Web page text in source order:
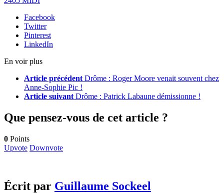
Facebook
Twitter
Pinterest
LinkedIn
En voir plus
Article précédent Drôme : Roger Moore venait souvent chez
Anne-Sophie Pic !
Article suivant Drôme : Patrick Labaune démissionne !
Que pensez-vous de cet article ?
0 Points
Upvote Downvote
Écrit par Guillaume Sockeel